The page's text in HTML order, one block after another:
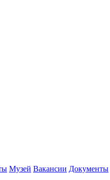
Музей Вакансии Документы